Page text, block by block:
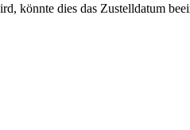
könnte dies das Zustelldatum